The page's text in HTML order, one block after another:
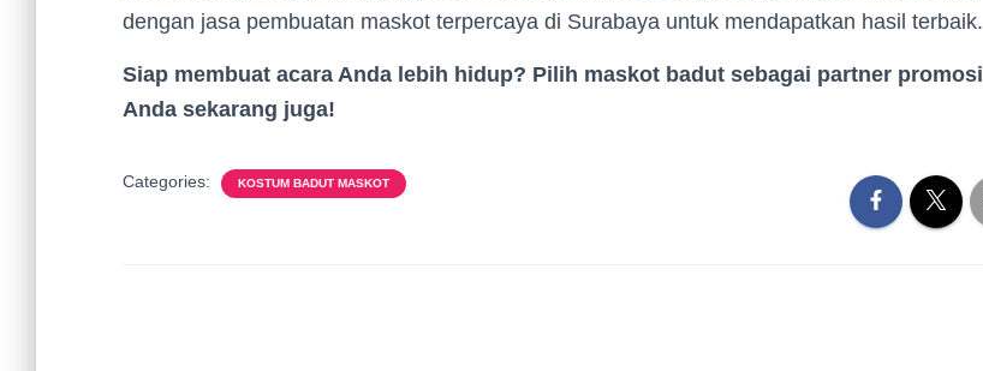
dengan jasa pembuatan maskot terpercaya di Surabaya untuk mendapatkan hasil terbaik.
Siap membuat acara Anda lebih hidup? Pilih maskot badut sebagai partner promosi
Anda sekarang juga!
Categories: KOSTUM BADUT MASKOT